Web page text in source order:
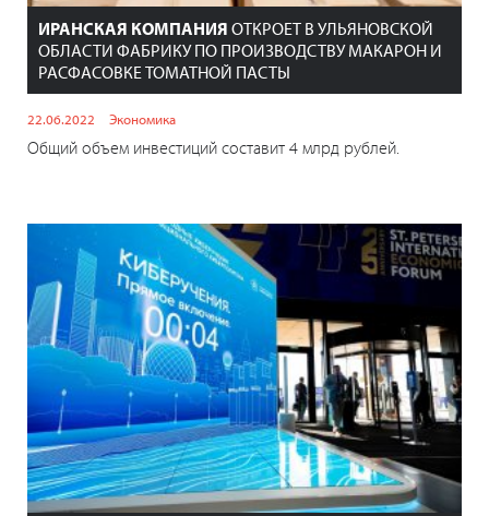
ИРАНСКАЯ КОМПАНИЯ ОТКРОЕТ В УЛЬЯНОВСКОЙ
ОБЛАСТИ ФАБРИКУ ПО ПРОИЗВОДСТВУ МАКАРОН И
РАСФАСОВКЕ ТОМАТНОЙ ПАСТЫ
22.06.2022 Экономика
Общий объем инвестиций составит 4 млрд рублей.